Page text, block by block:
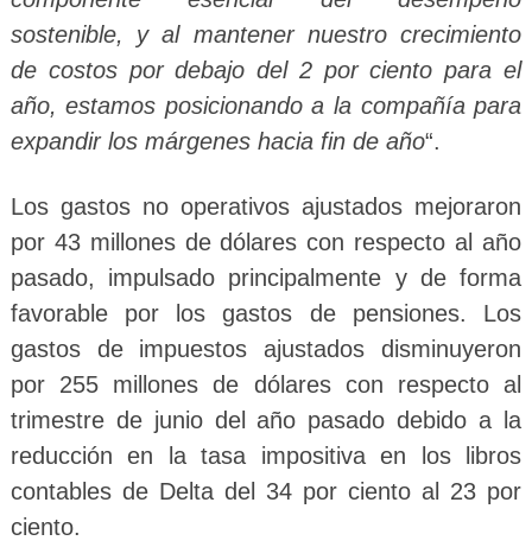
sostenible, y al mantener nuestro crecimiento
de costos por debajo del 2 por ciento para el
año, estamos posicionando a la compañía para
expandir los márgenes hacia fin de año“.
Los gastos no operativos ajustados mejoraron
por 43 millones de dólares con respecto al año
pasado, impulsado principalmente y de forma
favorable por los gastos de pensiones. Los
gastos de impuestos ajustados disminuyeron
por 255 millones de dólares con respecto al
trimestre de junio del año pasado debido a la
reducción en la tasa impositiva en los libros
contables de Delta del 34 por ciento al 23 por
ciento.